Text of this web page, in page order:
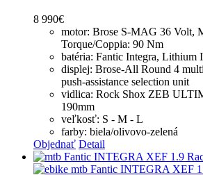
8 990€
motor: Brose S-MAG 36 Volt,
Torque/Coppia: 90 Nm
batéria: Fantic Integra, Lithium
displej: Brose-All Round 4
push-assistance selection unit
vidlica: Rock Shox ZEB
190mm
veľkosť: S - M - L
farby: biela/olivovo-zelená
Objednať Detail